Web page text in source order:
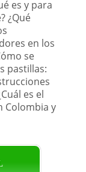
es y para
¿Qué
en los
se
pastillas:
es el
Colombia y